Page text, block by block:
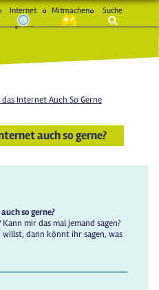
Internet Mitmachen Suche
Spaß und schlau
Internet Auch So Gerne
auch so gerne?
so gerne?
mir das mal jemand sagen?
dann könnt ihr sagen, was